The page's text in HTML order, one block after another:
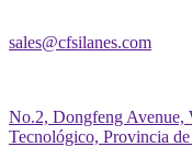
sales@cfsilanes.com
No.2, Dongfeng Avenue,
Tecnológico, Provincia